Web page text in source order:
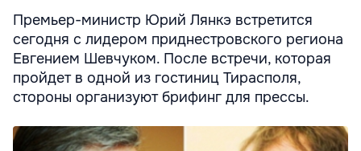
Премьер-министр Юрий Лянкэ встретится
сегодня с лидером приднестровского региона
Евгением Шевчуком. После встречи, которая
пройдет в одной из гостиниц Тирасполя,
стороны организуют брифинг для прессы.